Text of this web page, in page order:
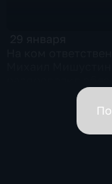
вице-премьеров